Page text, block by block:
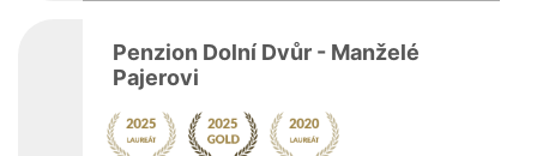
Penzion Dolní Dvůr - Manželé
Pajerovi